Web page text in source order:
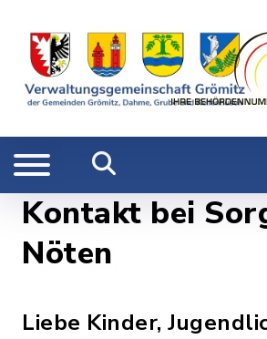
Kontakt bei
Nöten
Liebe Kinder,